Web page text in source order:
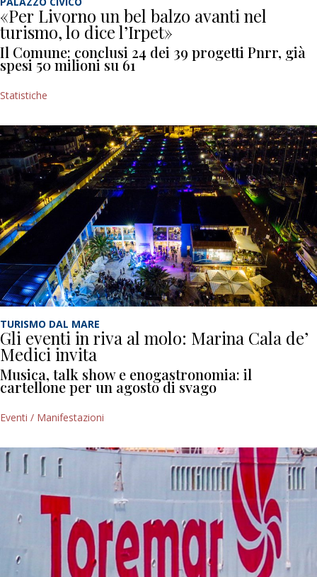
«Per Livorno un bel balzo avanti nel
turismo, lo dice l’Irpet»
Il Comune: conclusi 24 dei 39 progetti Pnrr, già
spesi 50 milioni su 61
Statistiche
TURISMO DAL MARE
Gli eventi in riva al molo: Marina Cala de’
Medici invita
Musica, talk show e enogastronomia: il
cartellone per un agosto di svago
Eventi / Manifestazioni